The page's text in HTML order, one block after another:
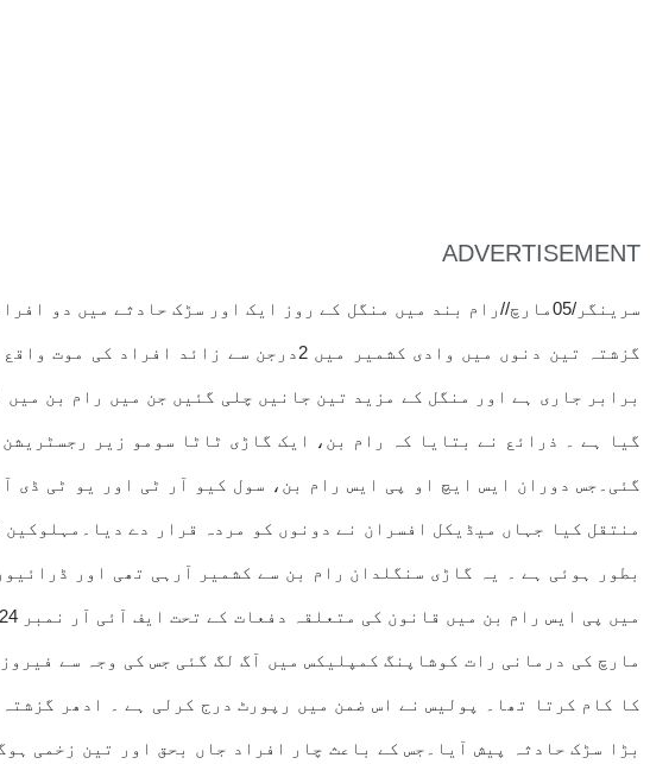
ADVERTISEMENT
سرینگر/05مارچ//رام بند میں منگل کے روز ایک اور سڑک حادثے میں
گزشتہ تین دنوں میں وادی کشمیر میں
برابر جاری ہے اور منگل کے مزید تین جانیں چلی گئیں جن میں رام بن
گئی۔جس دوران ایس ایچ او پی ایس رام بن، سول کیو آر ٹی اور یو ٹی ڈی
بطور ہوئی ہے ۔ یہ گاڑی سنگلدان رام بن سے کشمیر آرہی تھی اور
مارچ کی درمانی رات کوشاپنگ کمپلیکس میں آگ لگ گئی جس کی وجہ سے
کا کام کرتا تھا۔ پولیس نے اس ضمن میں رپورٹ درج کرلی ہے ۔ ادھر
بڑا سڑک حادثہ پیش آیا۔جس کے باعث چار افراد جاں بحق اور تین زخمی